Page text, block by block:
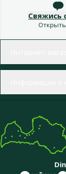
Свяжись